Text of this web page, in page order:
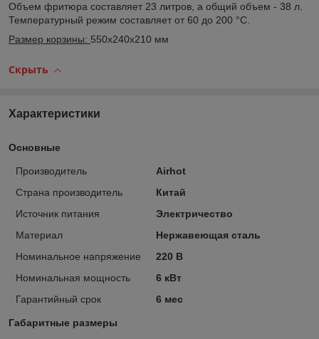
Объем фритюра составляет 23 литров, а общий объем - 38 л.
Температурный режим составляет от 60 до 200 °С.
Размер корзины: 550x240x210 мм
Скрыть
Характеристики
Основные
Производитель
Airhot
Страна производитель
Китай
Источник питания
Электричество
Материал
Нержавеющая сталь
Номинальное напряжение
220 В
Номинальная мощность
6 кВт
Гарантийный срок
6 мес
Габаритные размеры